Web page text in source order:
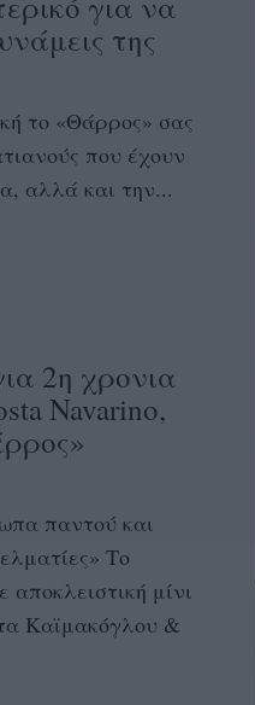
της
το «Θάρρος» σας
που έχουν
αλλά και την...
2η χρονια
Navarino,
παντού και
Το
μίνι
Καϊμακόγλου &